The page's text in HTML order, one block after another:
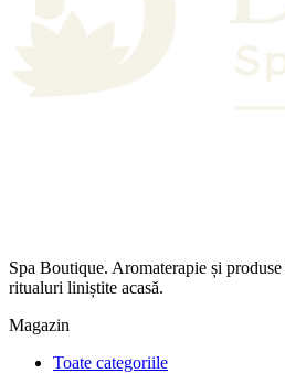
Spa Boutique. Aromaterapie și
ritualuri liniștite acasă.
Magazin
Toate categoriile